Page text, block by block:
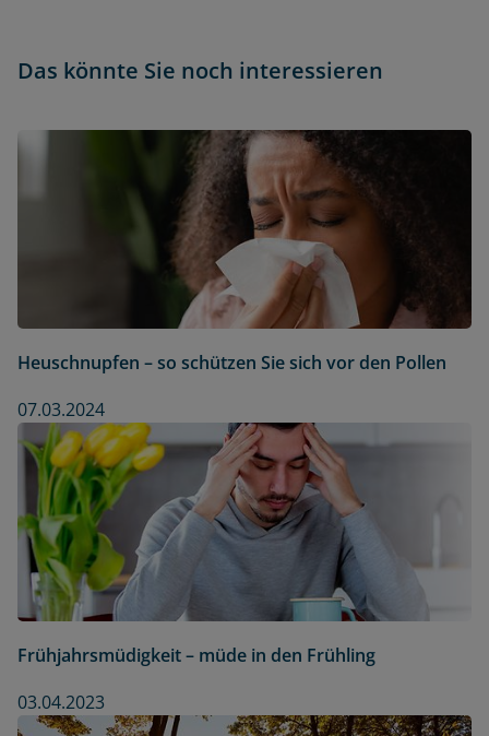
Das könnte Sie noch interessieren
Heuschnupfen – so schützen Sie sich vor den Pollen
07.03.2024
Frühjahrsmüdigkeit – müde in den Frühling
03.04.2023